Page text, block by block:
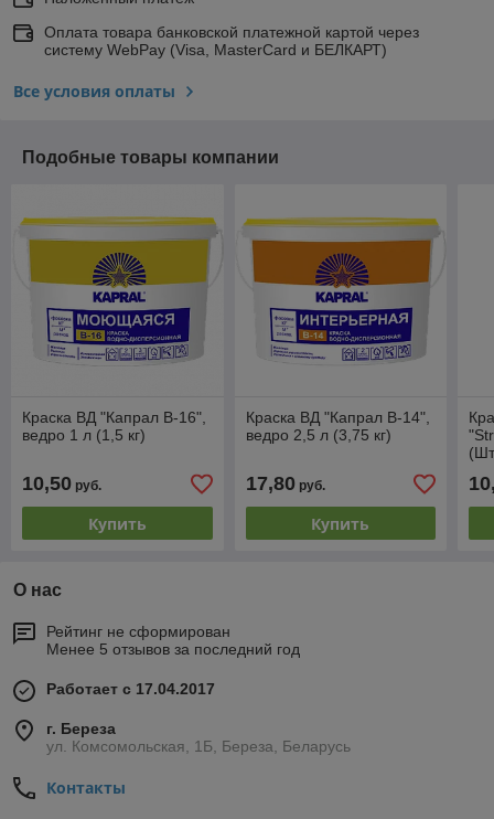
Оплата товара банковской платежной картой через
систему WebPay (Visa, MasterCard и БЕЛКАРТ)
Все условия оплаты
Подобные товары компании
Краска ВД "Капрал В-16",
ведро 1 л (1,5 кг)
10,50 руб.
Купить
Краска ВД "Капрал В-14",
ведро 2,5 л (3,75 кг)
17,80руб.
Купить
О нас
Рейтинг не сформирован
Менее 5 отзывов за последний год
Работает с 17.04.2017
г. Береза
ул. Комсомольская, 1Б, Береза, Беларусь
Контакты